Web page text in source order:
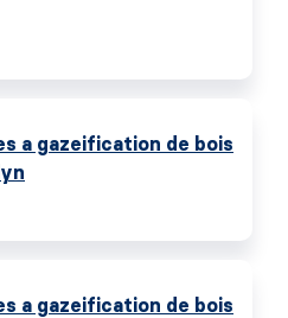
a gazeification de bois
a gazeification de bois